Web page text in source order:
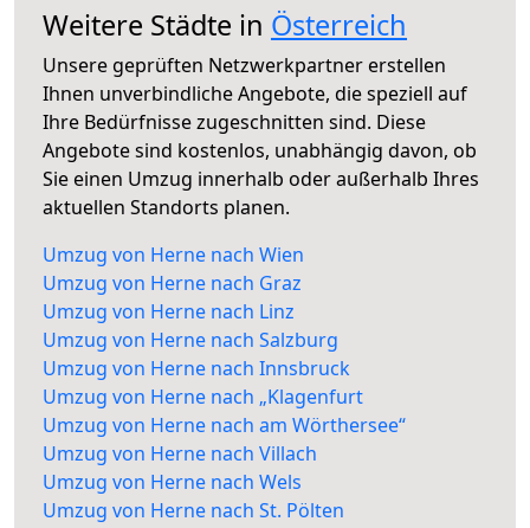
Weitere Städte in Österreich
Unsere geprüften Netzwerkpartner erstellen
Ihnen unverbindliche Angebote, die speziell auf
Ihre Bedürfnisse zugeschnitten sind. Diese
Angebote sind kostenlos, unabhängig davon, ob
Sie einen Umzug innerhalb oder außerhalb Ihres
aktuellen Standorts planen.
Umzug von Herne nach Wien
Umzug von Herne nach Graz
Umzug von Herne nach Linz
Umzug von Herne nach Salzburg
Umzug von Herne nach Innsbruck
Umzug von Herne nach „Klagenfurt
Umzug von Herne nach am Wörthersee“
Umzug von Herne nach Villach
Umzug von Herne nach Wels
Umzug von Herne nach St. Pölten